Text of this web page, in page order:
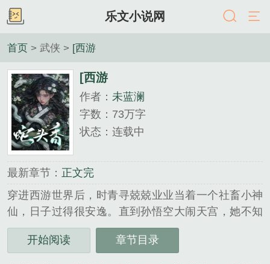
乐文小说网
首页 > 武侠 > [西游
[西游
作者： 未蓝澜
字数：73万字
状态：连载中
最新章节： 正文完
穿进西游世界后，时青寻兢兢业业当着一个社畜小神
仙，日子过得很安逸。直到孙悟空大闹天宫，她不知
被哪个天杀的无良仙友推了一把，差点撞上一柄燃着
烈焰的火尖枪。——好在火熄了，枪歪了。面前清贵
开始阅读 章节目录